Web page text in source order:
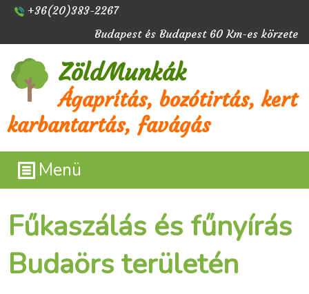
+36(20)383-2267
Budapest és Budapest 60 Km-es körzete
ZöldMunkák
Ágaprítás, bozótirtás, kert
karbantartás, favágás
Menü
Fűkaszálás és fűnyírás
Budaörs területén